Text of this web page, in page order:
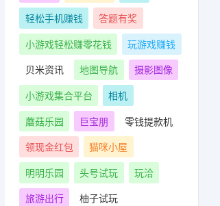
轻松手机赚钱
答题有奖
小游戏轻松赚零花钱
玩游戏赚钱
贝米资讯
地图导航
摄影图像
小游戏集合平台
相机
蘑菇乐园
巨宝朋
零钱提款机
领现金红包
猫咪小屋
明明乐园
头号试玩
玩洽
旅游出行
柚子试玩